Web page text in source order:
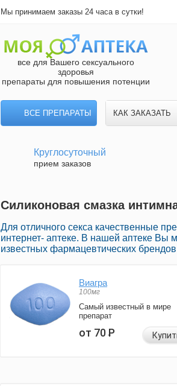
Мы принимаем заказы 24 часа в сутки!
все для Вашего сексуального
здоровья
препараты для повышения потенции
ВСЕ ПРЕПАРАТЫ КАК ЗАКАЗАТЬ
Круглосуточный
прием заказов
Силиконовая смазка
Для отличного секса качественные
интернет- аптеке. В нашей аптеке Вы
известных фармацевтических
Виагра
100мг
Самый известный в мире
препарат
от 70Р